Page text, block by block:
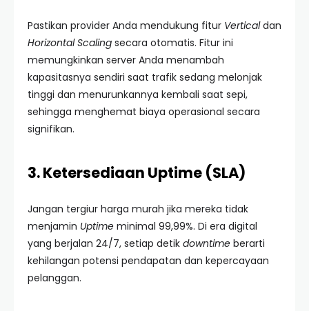
Pastikan provider Anda mendukung fitur Verticaldan
Horizontal Scaling secara otomatis. Fitur ini
memungkinkan server Anda menambah
kapasitasnya sendiri saat trafik sedang melonjak
tinggi dan menurunkannya kembali saat sepi,
sehingga menghemat biaya operasional secara
signifikan.
3. Ketersediaan Uptime (SLA)
Jangan tergiur harga murah jika mereka tidak
menjamin Uptime minimal 99,99%. Di era digital
yang berjalan 24/7, setiap detik downtime berarti
kehilangan potensi pendapatan dan kepercayaan
pelanggan.